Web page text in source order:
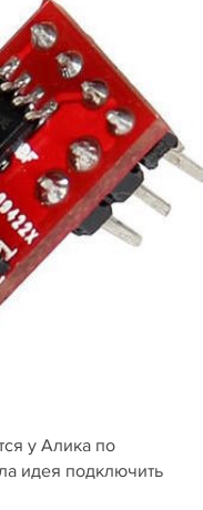
у Алика по
идея подключить